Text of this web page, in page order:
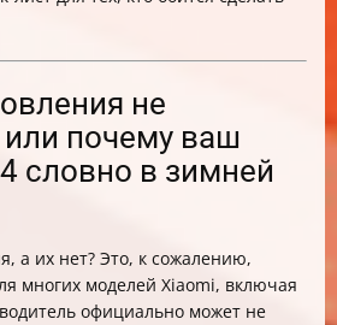
не
почему ваш
словно в зимней
а их нет? Это, к сожалению,
многих моделей Xiaomi, включая
официально может не